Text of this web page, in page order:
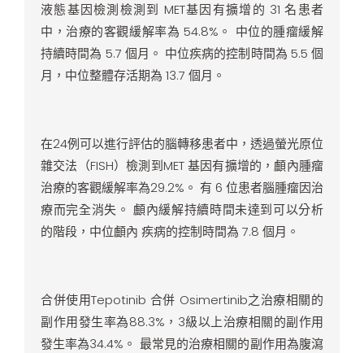
液態基因檢測檢測到 MET基因有擴增的 31 名患者
中，治療的客觀緩解率為 54.8%。 中位的腫瘤緩解
持續時間為 5.7 個月。 中位疾病的控制時間為 5.5 個
月，中位整體存活期為 13.7 個月。
在24例可以進行評估的腦轉移患者中，透過螢光原位
雜交法（FISH）檢測到MET 基因有擴增的，顱內腫瘤
治療的客觀緩解率為29.2%。 有 6 位患者腦腫瘤因治
療而完全消失。 顱內緩解持續時間未達到可以分析
的階段，中位顱內 疾病的控制時間為 7.8 個月。
合併使用Tepotinib 合併 Osimertinib之治療相關的
副作用發生率為88.3%，3級以上治療相關的副作用
發生率為34.4%。 最常見的治療相關的副作用為腹瀉